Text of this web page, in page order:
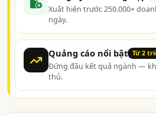
Súng phun sơn
công ty sản
nhà cung cấp súng phun sơn
tìm mua bán súng phun sơn
Xuất hiện trước 250.000+
ngày.
Quảng cáo nổi bật Từ 2
Đứng đầu kết quả ngành —
thủ.